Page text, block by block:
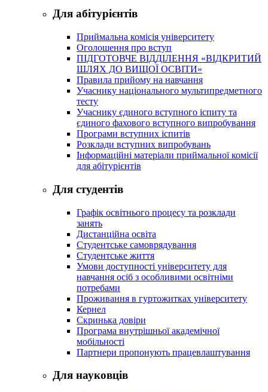
Для абітурієнтів
Приймальна комісія університету
Оголошення про вступ
ПІДГОТОВЧЕ ВІДДІЛЕННЯ «ВІДКРИТИЙ
ШЛЯХ ДО ВИЩОЇ ОСВІТИ»
Правила прийому на навчання
Учаснику національного мультипредметного
тесту
Учаснику єдиного вступного іспиту та
єдиного фахового вступного випробування
Програми вступних іспитів
Розклади вступних випробувань
Інформаційні матеріали приймальної комісії
для абітурієнтів
Для студентів
Графік освітнього процесу та розклади
занять
Дистанційна освіта
Студентське самоврядування
Студентське життя
Умови доступності університету для
навчання осіб з особливими освітніми
потребами
Проживання в гуртожитках університету
Кернел
Скринька довіри
Програма внутрішньої академічної
мобільності
Партнери пропонують працевлаштування
Для науковців